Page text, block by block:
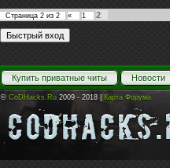
Страница 2 из 2 « 1 2
Купить приватные читы Новости
© CoDHacks.Ru 2009 - 2018 | Карта Форума